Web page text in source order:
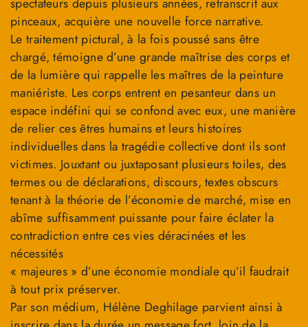
pinceaux, acquière une nouvelle force narrative.
Le traitement pictural, à la fois poussé sans être
chargé, témoigne d’une grande maîtrise des corps et
de la lumière qui rappelle les maîtres de la peinture
maniériste. Les corps entrent en pesanteur dans un
espace indéfini qui se confond avec eux, une manière
de relier ces êtres humains et leurs histoires
individuelles dans la tragédie collective dont ils sont
victimes. Jouxtant ou juxtaposant plusieurs toiles, des
termes ou de déclarations, discours, textes obscurs
tenant à la théorie de l’économie de marché, mise en
abîme suffisamment puissante pour faire éclater la
contradiction entre ces vies déracinées et les
nécessités
« majeures » d’une économie mondiale qu’il faudrait
à tout prix préserver.
Par son médium, Hélène Deghilage parvient ainsi à